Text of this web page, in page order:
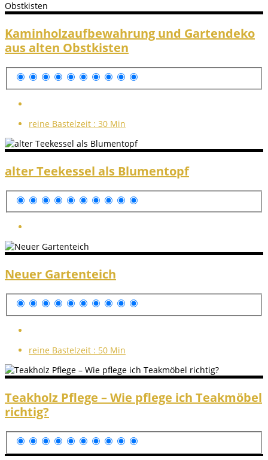
Kaminholzaufbewahrung und Gartendeko
aus alten Obstkisten
reine Bastelzeit : 30 Min
alter Teekessel als Blumentopf
Neuer Gartenteich
reine Bastelzeit : 50 Min
Teakholz Pflege – Wie pflege ich Teakmöbel
richtig?